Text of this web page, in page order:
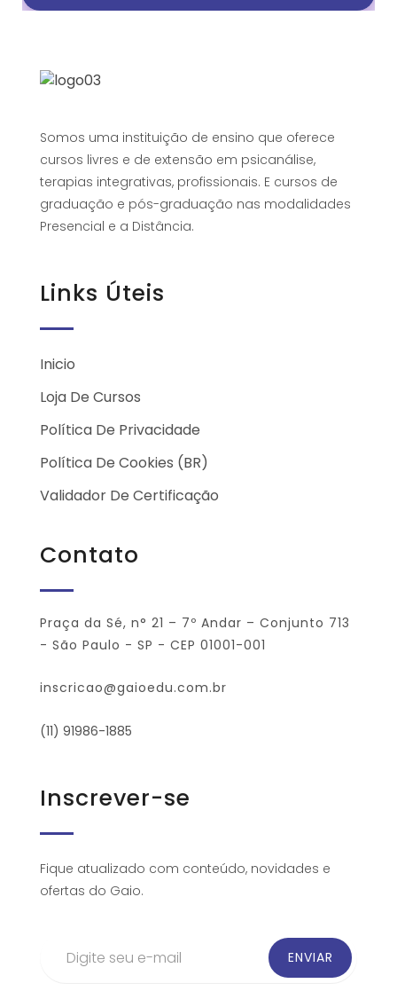
Somos uma instituição de ensino que oferece
cursos livres e de extensão em psicanálise,
terapias integrativas, profissionais. E cursos de
graduação e pós-graduação nas modalidades
Presencial e a Distância.
Links Úteis
Inicio
Loja De Cursos
Política De Privacidade
Política De Cookies (BR)
Validador De Certificação
Contato
Praça da Sé, n° 21 – 7º Andar – Conjunto 713
- São Paulo - SP - CEP 01001-001
inscricao@gaioedu.com.br
(11) 91986-1885
Inscrever-se
Fique atualizado com conteúdo, novidades e
ofertas do Gaio.